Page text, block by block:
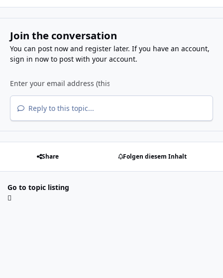
Join the conversation
You can post now and register later. If you have an account,
sign in nowto post with your account.
Reply to this topic...
Share Folgen diesem Inhalt
Go to topic listing